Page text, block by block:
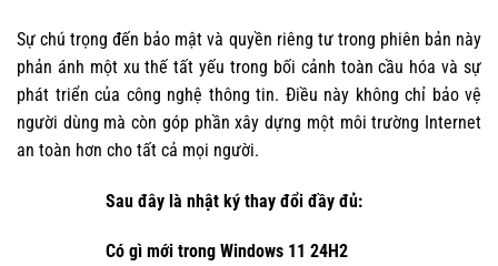
Sự chú trọng đến bảo mật và quyền riêng tư trong phiên bản này
phản ánh một xu thế tất yếu trong bối cảnh toàn cầu hóa và sự
phát triển của công nghệ thông tin. Điều này không chỉ bảo vệ
người dùng mà còn góp phần xây dựng một môi trường Internet
an toàn hơn cho tất cả mọi người.
Sau đây là nhật ký thay đổi đầy đủ:
Có gì mới trong Windows 11 24H2